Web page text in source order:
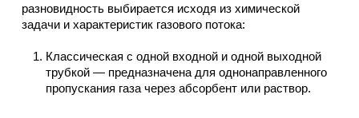
разновидность выбирается исходя из химической
задачи и характеристик газового потока:
Классическая с одной входной и одной выходной
трубкой — предназначена для однонаправленного
пропускания газа через абсорбент или раствор.